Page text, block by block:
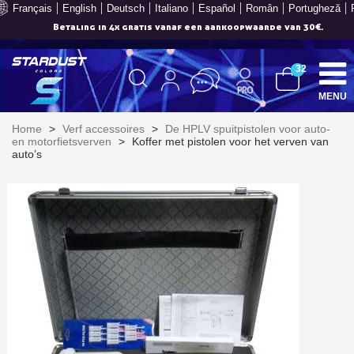
Français English Deutsch Italiano Español Român Portugheză
Betaling in 4x gratis vanaf een aankoopwaarde van 30€.
Schrijf je in voor de nieuwsbrief: €5 korting
Levering binnen 48-72 uur in Nederland
Betaling in 4x gratis vanaf een aankoopwaarde van 30€.
Je online offerte in minder dan 1 minuut
Deel je creaties en ontvang shopping vouchers
Verzamel loyaliteitspunten bij elke bestelling
32
MENU
Home > Verf accessoires >
De HPLV spuitpistolen voor auto-
en motorfietsverven
>
Koffer met pistolen voor het verven van
auto’s